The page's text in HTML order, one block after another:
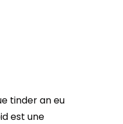
tinder an eu
est une